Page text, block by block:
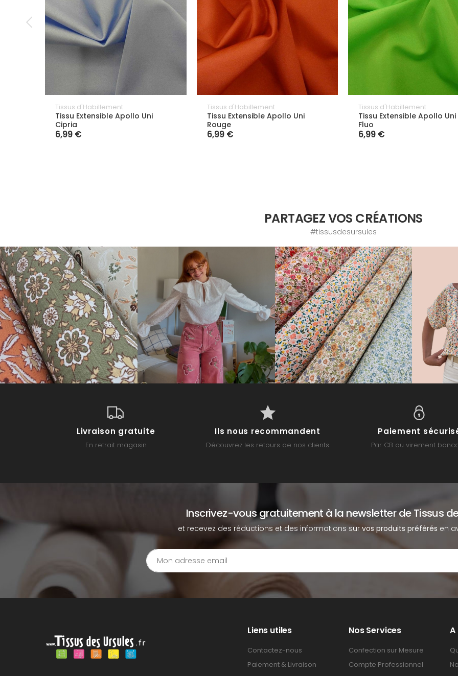
Tissus d'Habillement
Tissu Extensible Apollo Uni
Cipria
6,99 €
Tissus d'Habillement
Tissu Extensible Apollo Uni
Rouge
6,99 €
Tissus d'Habillement
Tissu Extensible Apollo
Fluo
6,99 €
PARTAGEZ VOS CRÉATIONS
#tissusdesursules
Livraison gratuite
En retrait magasin
Ils nous recommandent
Découvrez les retours de nos clients
Paiement
Par CB ou virement
Inscrivez-vous gratuitement à la newsletter de Tissus
et recevez des réductions et des informations survos produits préférés en
Liens utiles
Contactez-nous
Paiement & Livraison
Nos Services
Confection sur Mesure
Compte Professionnel